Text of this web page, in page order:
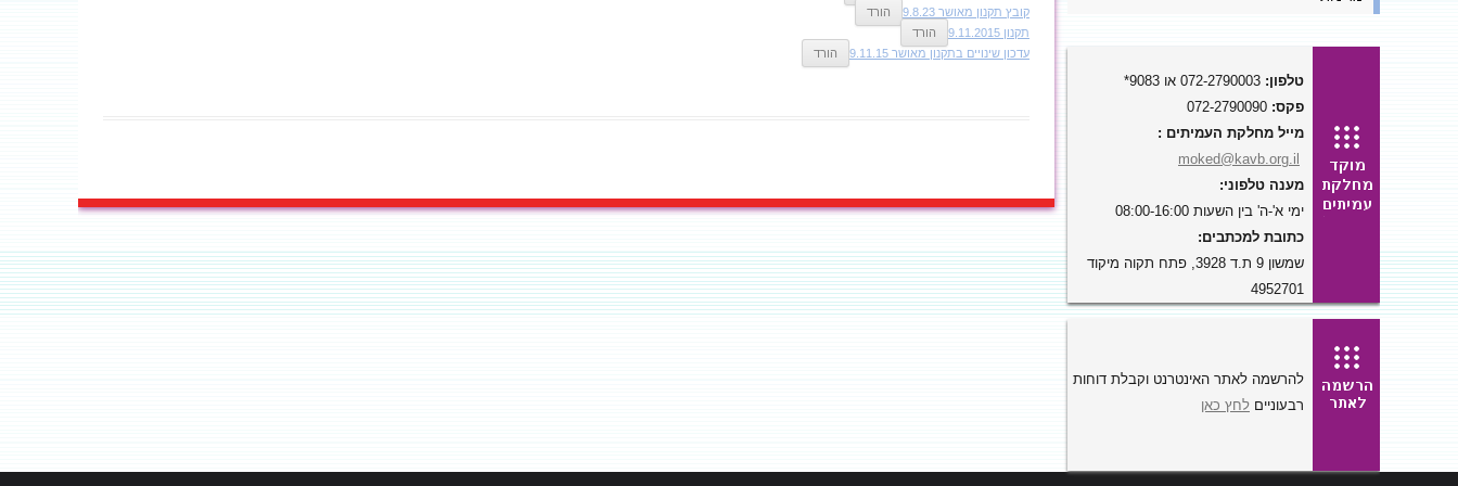
קובץ תקנון מאושר 9.8.23
הורד
תקנון 9.11.2015
הורד
עדכון שינויים בתקנון מאושר 9.11.15
הורד
טלפון:
פקס:
מייל מחלקת העמיתים :
moked@kavb.org.il
מענה טלפוני:
ימי א'-ה' בין השעות 08:00-16:00
כתובת למכתבים:
שמשון 9 ת.ד 3928, פתח תקוה מיקוד
4952701
להרשמה לאתר האינטרנט וקבלת דוחות
רבעוניים לחץ כאן